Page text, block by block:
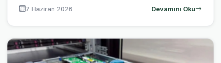
7 Haziran 2026 Devamını Oku